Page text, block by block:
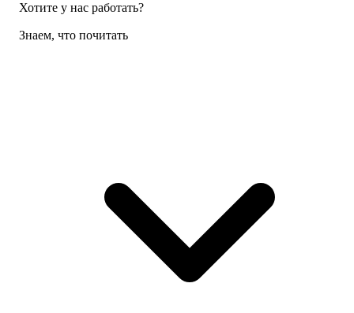
Хотите у нас работать?
Знаем, что почитать